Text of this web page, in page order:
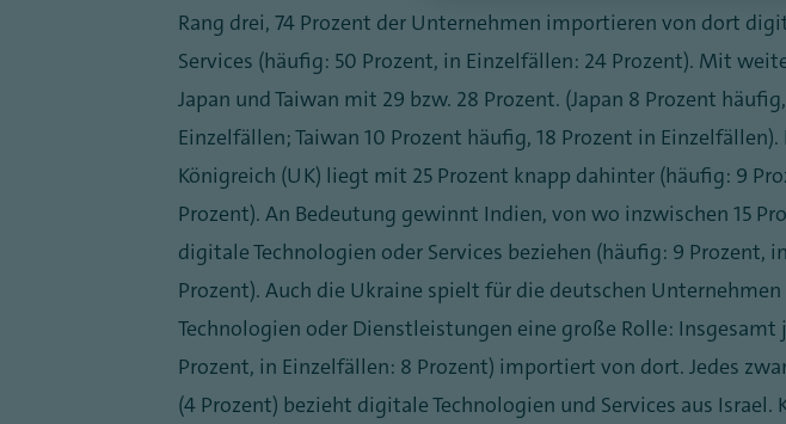
Rang drei, 74 Prozent der Unternehmen importieren von dort
Services (häufig: 50 Prozent, in Einzelfällen: 24 Prozent). Mit
Japan und Taiwan mit 29 bzw. 28 Prozent. (Japan 8 Prozent
Einzelfällen; Taiwan 10 Prozent häufig, 18 Prozent in
Königreich (UK) liegt mit 25 Prozent knapp dahinter (häufig: 9
Prozent). An Bedeutung gewinnt Indien, von wo inzwischen 15
digitale Technologien oder Services beziehen (häufig: 9 Prozent,
Prozent). Auch die Ukraine spielt für die deutschen
Technologien oder Dienstleistungen eine große Rolle: Insgesamt
Prozent, in Einzelfällen: 8 Prozent) importiert von dort. Jedes
(4 Prozent) bezieht digitale Technologien und Services aus Israel.